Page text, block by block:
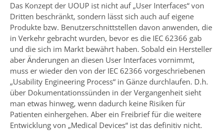
Das Konzept der UOUP ist nicht auf „User Interfaces“ von
Dritten beschränkt, sondern lässt sich auch auf eigene
Produkte bzw. Benutzerschnittstellen davon anwenden, die
in Verkehr gebracht wurden, bevor es die IEC 62366 gab
und die sich im Markt bewährt haben. Sobald ein Hersteller
aber Änderungen an diesen User Interfaces vornimmt,
muss er wieder den von der IEC 62366 vorgeschriebenen
„Usability Engineering Process“ in Gänze durchlaufen. D.h.
über Dokumentationssünden in der Vergangenheit sieht
man etwas hinweg, wenn dadurch keine Risiken für
Patienten einhergehen. Aber ein Freibrief für die weitere
Entwicklung von „Medical Devices“ ist das definitiv nicht.